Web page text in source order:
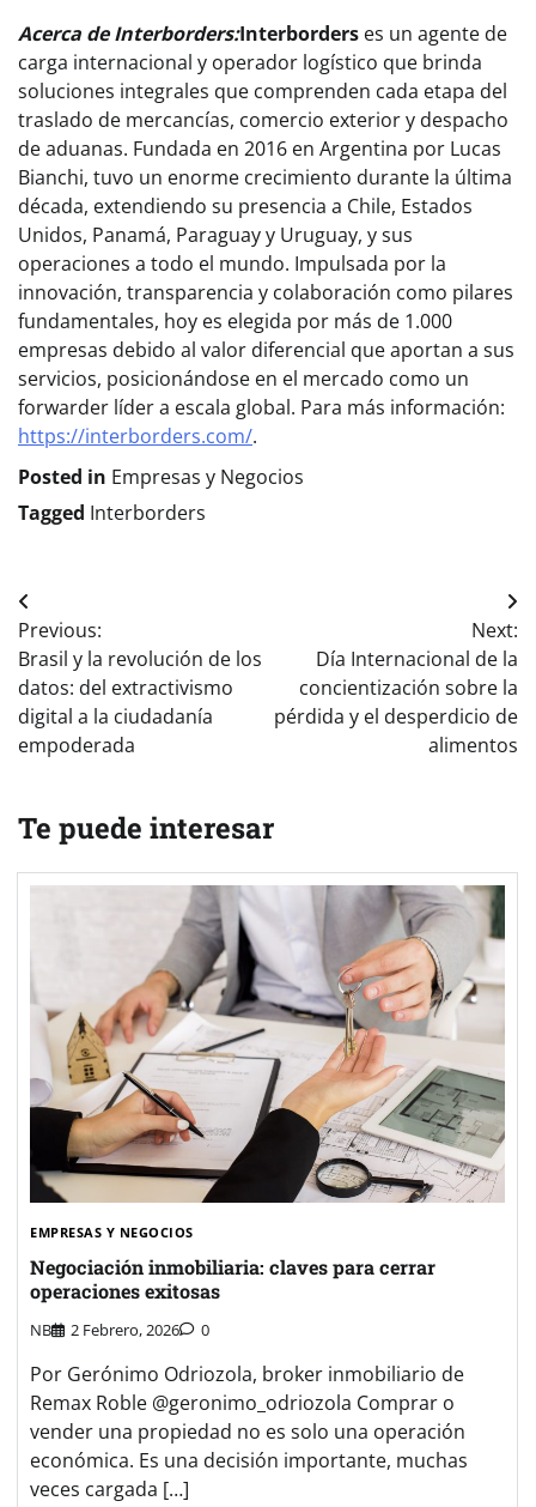
Acerca de Interborders:Interborders es un agente de
carga internacional y operador logístico que brinda
soluciones integrales que comprenden cada etapa del
traslado de mercancías, comercio exterior y despacho
de aduanas. Fundada en 2016 en Argentina por Lucas
Bianchi, tuvo un enorme crecimiento durante la última
década, extendiendo su presencia a Chile, Estados
Unidos, Panamá, Paraguay y Uruguay, y sus
operaciones a todo el mundo. Impulsada por la
innovación, transparencia y colaboración como pilares
fundamentales, hoy es elegida por más de 1.000
empresas debido al valor diferencial que aportan a sus
servicios, posicionándose en el mercado como un
forwarder líder a escala global. Para más información:
https://interborders.com/.
Posted in Empresas y Negocios
Tagged Interborders
Navegación
de
entradas
Previous:
Brasil y la revolución de los
datos: del extractivismo
digital a la ciudadanía
empoderada
Next:
Día Internacional de la
concientización sobre la
pérdida y el desperdicio de
alimentos
Te puede interesar
EMPRESAS Y NEGOCIOS
Negociación inmobiliaria: claves para cerrar
operaciones exitosas
NB 2 Febrero, 2026 0
Por Gerónimo Odriozola, broker inmobiliario de
Remax Roble @geronimo_odriozola Comprar o
vender una propiedad no es solo una operación
económica. Es una decisión importante, muchas
veces cargada […]